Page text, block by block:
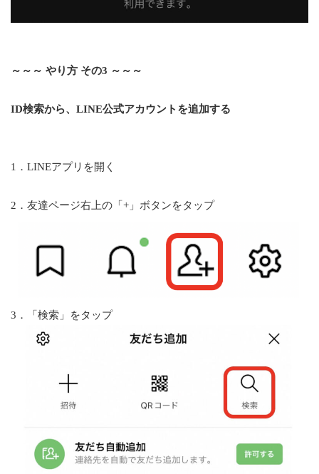
～～～ やり方 その3 ～～～
ID検索から、 LINE公式アカウントを追加する
1． LINEアプリを開く
2．友達ページ右上の「+」ボタンをタップ
3．「検索」をタップ